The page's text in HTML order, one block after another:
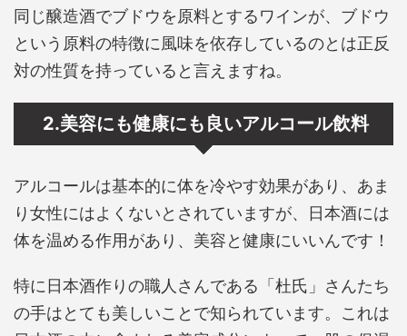
同じ醸造酒でブドウを原料とするワインが、ブドウ
という原料の特徴に風味を依存しているのとは正反
対の性質を持っていると言えますね。
2.美容にも健康にも良いアルコール飲料
アルコールは基本的に体を冷やす効果があり、あま
り女性にはよくないとされていますが、日本酒には
体を温める作用があり、美容と健康にいいんです！
特に日本酒作りの職人さんである「杜氏」さんたち
の手はとても美しいことで知られています。これは